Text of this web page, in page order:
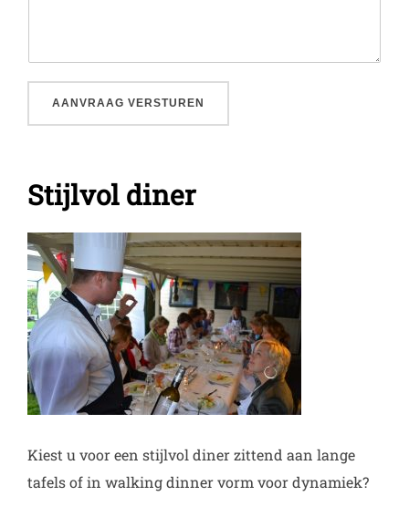
AANVRAAG VERSTUREN
Stijlvol diner
Kiest u voor een stijlvol diner zittend aan lange
tafels of in walking dinner vorm voor dynamiek?